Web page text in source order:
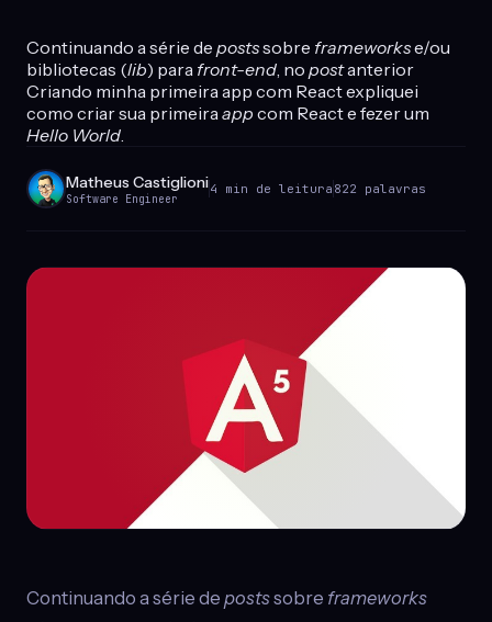
Continuando a série de postssobre frameworkse/ou
bibliotecas (lib) para front-end, no postanterior
Criando minha primeira app com Reactexpliquei
como criar sua primeiraapp com Reacte fezer um
Hello World.
Matheus Castiglioni
Software Engineer
4 min de leitura 822 palavras
Continuando a série de postssobre frameworks